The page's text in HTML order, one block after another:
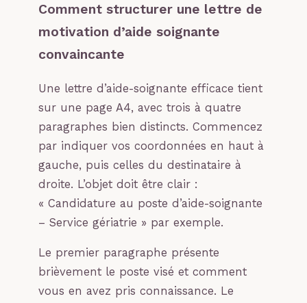
Comment structurer une lettre de
motivation d’aide soignante
convaincante
Une lettre d’aide-soignante efficace tient
sur une page A4, avec trois à quatre
paragraphes bien distincts. Commencez
par indiquer vos coordonnées en haut à
gauche, puis celles du destinataire à
droite. L’objet doit être clair :
« Candidature au poste d’aide-soignante
– Service gériatrie » par exemple.
Le premier paragraphe présente
brièvement le poste visé et comment
vous en avez pris connaissance. Le